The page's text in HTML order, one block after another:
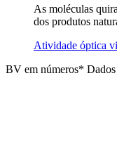
As moléculas
dos produtos
Atividade óptica
BV em números*